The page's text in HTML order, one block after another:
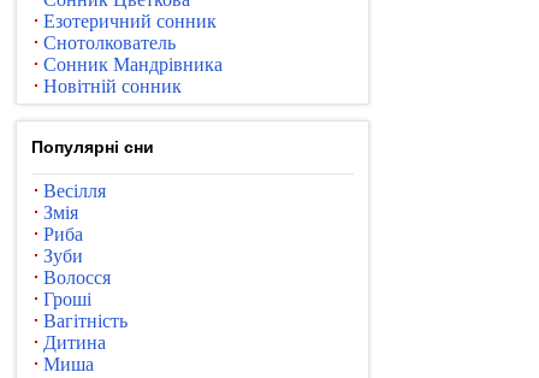
Езотеричний сонник
Снотолкователь
Сонник Мандрівника
Новітній сонник
Популярні сни
Весілля
Змія
Риба
Зуби
Волосся
Гроші
Вагітність
Дитина
Миша